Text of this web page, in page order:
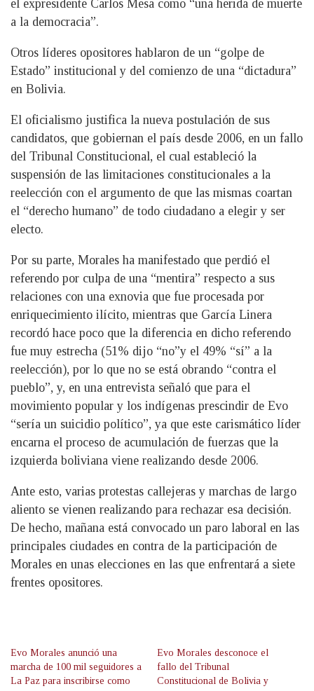
el expresidente Carlos Mesa como “una herida de muerte
a la democracia”.
Otros líderes opositores hablaron de un “golpe de
Estado” institucional y del comienzo de una “dictadura”
en Bolivia.
El oficialismo justifica la nueva postulación de sus
candidatos, que gobiernan el país desde 2006, en un fallo
del Tribunal Constitucional, el cual estableció la
suspensión de las limitaciones constitucionales a la
reelección con el argumento de que las mismas coartan
el “derecho humano” de todo ciudadano a elegir y ser
electo.
Por su parte, Morales ha manifestado que perdió el
referendo por culpa de una “mentira” respecto a sus
relaciones con una exnovia que fue procesada por
enriquecimiento ilícito, mientras que García Linera
recordó hace poco que la diferencia en dicho referendo
fue muy estrecha (51% dijo “no”y el 49% “sí” a la
reelección), por lo que no se está obrando “contra el
pueblo”, y, en una entrevista señaló que para el
movimiento popular y los indígenas prescindir de Evo
“sería un suicidio político”, ya que este carismático líder
encarna el proceso de acumulación de fuerzas que la
izquierda boliviana viene realizando desde 2006.
Ante esto, varias protestas callejeras y marchas de largo
aliento se vienen realizando para rechazar esa decisión.
De hecho, mañana está convocado un paro laboral en las
principales ciudades en contra de la participación de
Morales en unas elecciones en las que enfrentará a siete
frentes opositores.
Evo Morales anunció una
marcha de 100 mil seguidores a
La Paz para inscribirse como
Evo Morales desconoce el
fallo del Tribunal
Constitucional de Bolivia y